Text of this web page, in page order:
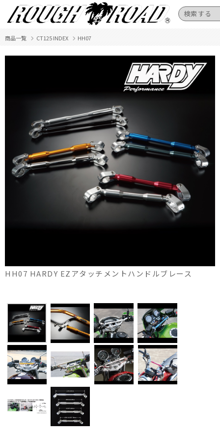
商品一覧 CT125 INDEX HH07
HH07 HARDY EZアタッチメントハンドルブレース